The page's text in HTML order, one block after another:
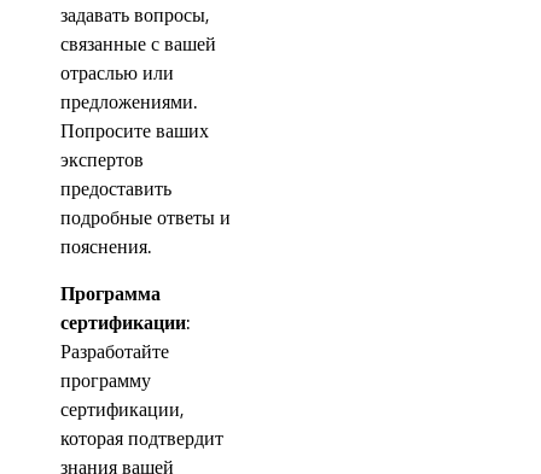
задавать вопросы,
связанные с вашей
отраслью или
предложениями.
Попросите ваших
экспертов
предоставить
подробные ответы и
пояснения.
Программа
сертификации:
Разработайте
программу
сертификации,
которая подтвердит
знания вашей